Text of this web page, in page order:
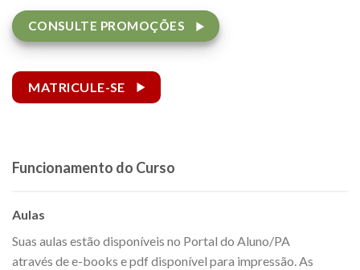
CONSULTE PROMOÇÕES
MATRICULE-SE
Funcionamento do Curso
Aulas
Suas aulas estão disponíveis no Portal do Aluno/PA
através de e-books e pdf disponível para impressão. As